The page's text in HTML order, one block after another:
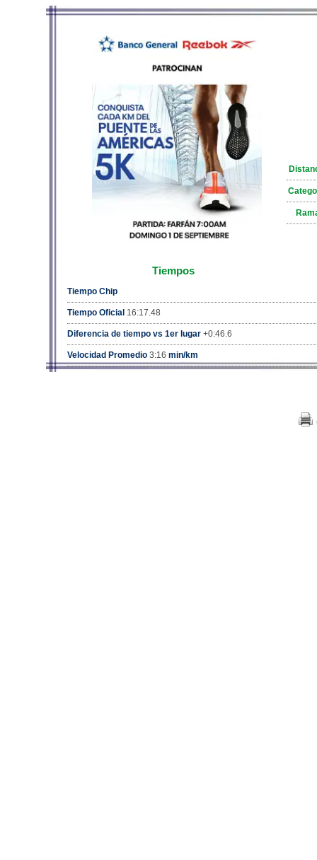
Tiempos
Tiempo Chip
Tiempo Oficial 16:17.48
Diferencia de tiempo vs 1er lugar +0:46.6
Velocidad Promedio 3:16 min/km